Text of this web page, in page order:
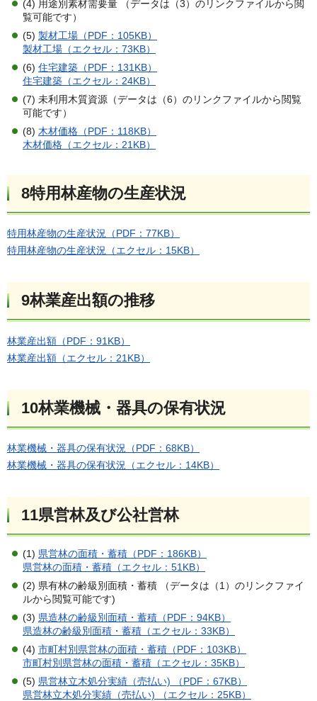
(4) 用途別素材需要量 （データは（3）のリンクファイルから閲
覧可能です）
(5) 製材工場（PDF：105KB）
製材工場（エクセル：73KB）
(6) 住宅建築（PDF：131KB）
住宅建築（エクセル：24KB）
(7) 未利用木質資源（データは（6）のリンクファイルから閲覧
可能です）
(8) 木材価格（PDF：118KB）
木材価格（エクセル：21KB）
8特用林産物の生産状況
特用林産物の生産状況（PDF：77KB）
特用林産物の生産状況（エクセル：15KB）
9林業産出額の推移
林業産出額（PDF：91KB）
林業産出額（エクセル：21KB）
10林業機械・器具の保有状況
林業機械・器具の保有状況（PDF：68KB）
林業機械・器具の保有状況（エクセル：14KB）
11県営林及び公社営林
(1) 県営林の面積・蓄積（PDF：186KB）
県営林の面積・蓄積（エクセル：51KB）
(2) 県有林の齢級別面積・蓄積 （データは（1）のリンクファイ
ルから閲覧可能です)
(3) 県造林の齢級別面積・蓄積（PDF：94KB）
県造林の齢級別面積・蓄積（エクセル：33KB）
(4) 市町村別県営林の面積・蓄積（PDF：103KB）
市町村別県営林の面積・蓄積（エクセル：35KB）
(5) 県営林立木処分実績（売払い) （PDF：67KB）
県営林立木処分実績（売払い) （エクセル：25KB）